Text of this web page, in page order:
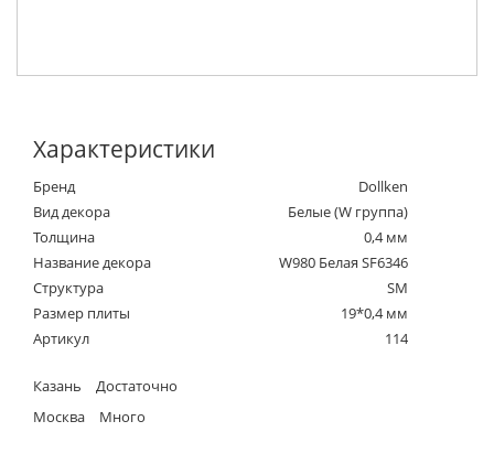
Характеристики
Бренд
Dollken
Вид декора
Белые (W группа)
Толщина
0,4 мм
Название декора
W980 Белая SF6346
Структура
SM
Размер плиты
19*0,4 мм
Артикул
114
Казань
Достаточно
Москва
Много